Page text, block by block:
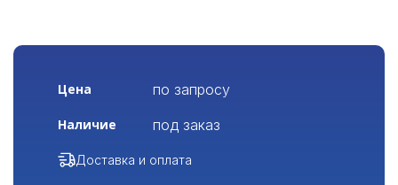
Цена по запросу
Наличие под заказ
Доставка и оплата